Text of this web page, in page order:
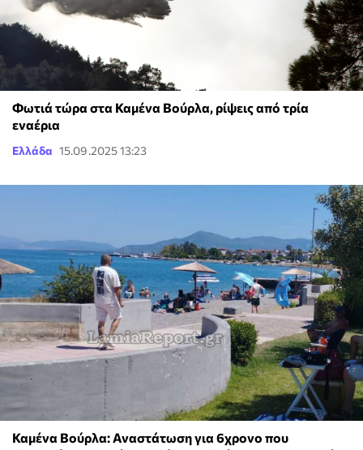
Φωτιά τώρα στα Καμένα Βούρλα, ρίψεις από τρία
εναέρια
Ελλάδα 15.09.2025 13:23
Καμένα Βούρλα: Αναστάτωση για 6χρονο που